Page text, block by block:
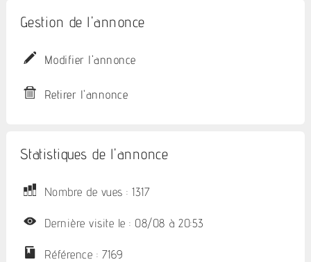
Gestion de l'annonce
Modifier l'annonce
Retirer l'annonce
Statistiques de l'annonce
Nombre de vues : 1317
Dernière visite le : 08/08 à 20:53
Référence : 7169